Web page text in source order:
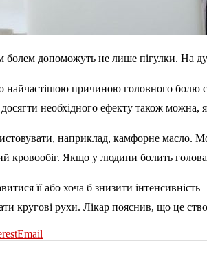
болем допоможуть не лише пігулки. На
найчастішою причиною головного болю
необхідного ефекту також можна,
наприклад, камфорне масло.
кровообіг. Якщо у людини болить
її або хоча б знизити
кругові рухи. Лікар пояснив, що це
Email